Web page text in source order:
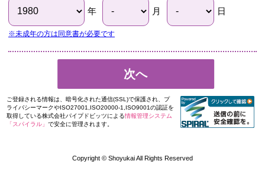
年 月 日
※未成年の方は同意書が必要です
次へ
ご登録される情報は、暗号化された通信(SSL)で保護され、プ
ライバシーマークやISO27001,ISO20000-1,ISO9001の認証を
取得している株式会社パイプドビッツによる情報管理システム
「スパイラル」 で安全に管理されます。
Copyright © Shoyukai All Rights Reserved